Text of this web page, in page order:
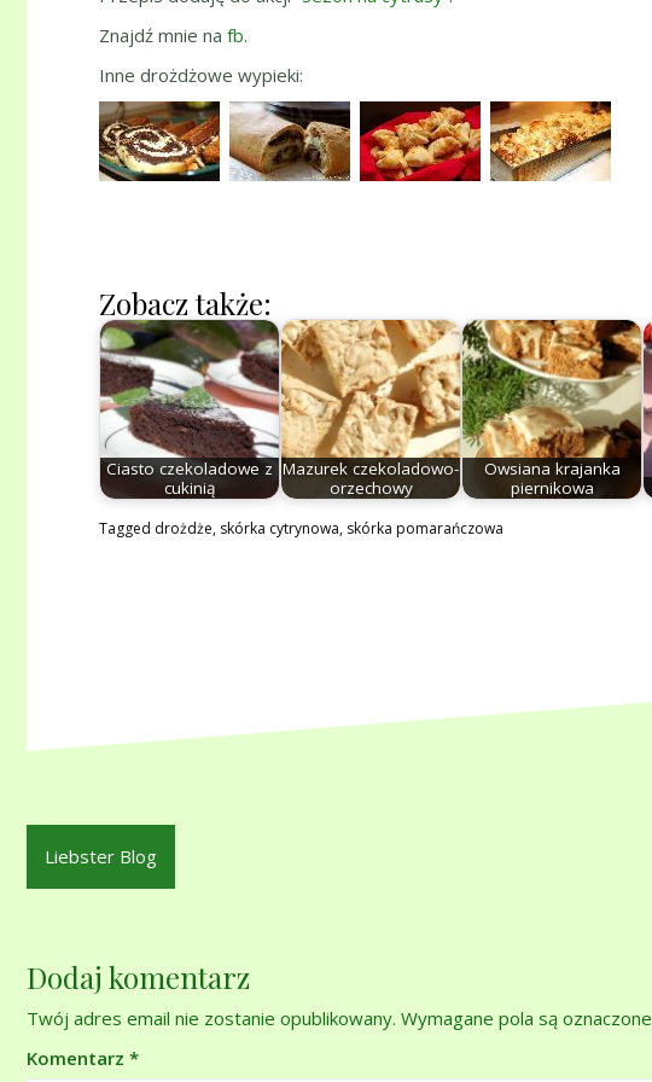
Znajdź mnie na fb.
Inne drożdżowe wypieki:
Zobacz także:
Ciasto czekoladowe z
cukinią
Mazurek czekoladowo-
orzechowy
Owsiana krajanka
piernikowa
Tagged drożdże, skórka cytrynowa, skórka pomarańczowa
Nawigacja
wpisu
Liebster Blog
Dodaj komentarz
Twój adres email nie zostanie opublikowany. Wymagane pola są oznaczone
Komentarz *